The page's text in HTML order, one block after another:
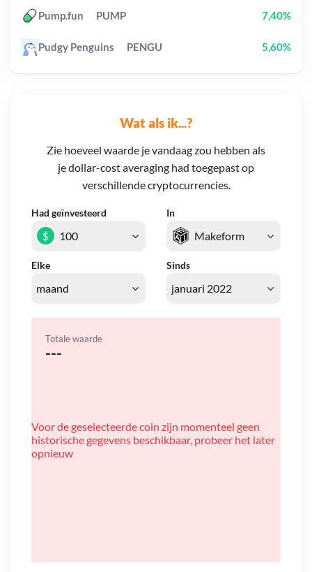
Wat als ik...?
Zie hoeveel waarde je vandaag zou hebben als
je dollar-cost averaging had toegepast op
verschillende cryptocurrencies.
Had geïnvesteerd In
Elke Sinds
$
Totale waarde
---
Voor de geselecteerde coin zijn momenteel geen
historische gegevens beschikbaar, probeer het later
opnieuw
Pump.fun PUMP 7,40%
Pudgy Penguins PENGU 5,60%